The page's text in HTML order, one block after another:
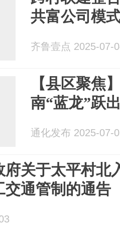
共富公司模
齐鲁壹点 2025-07-
【县区聚焦
南“蓝龙”跃
通化发布 2025-07-
府关于太平村北
交通管制的通告